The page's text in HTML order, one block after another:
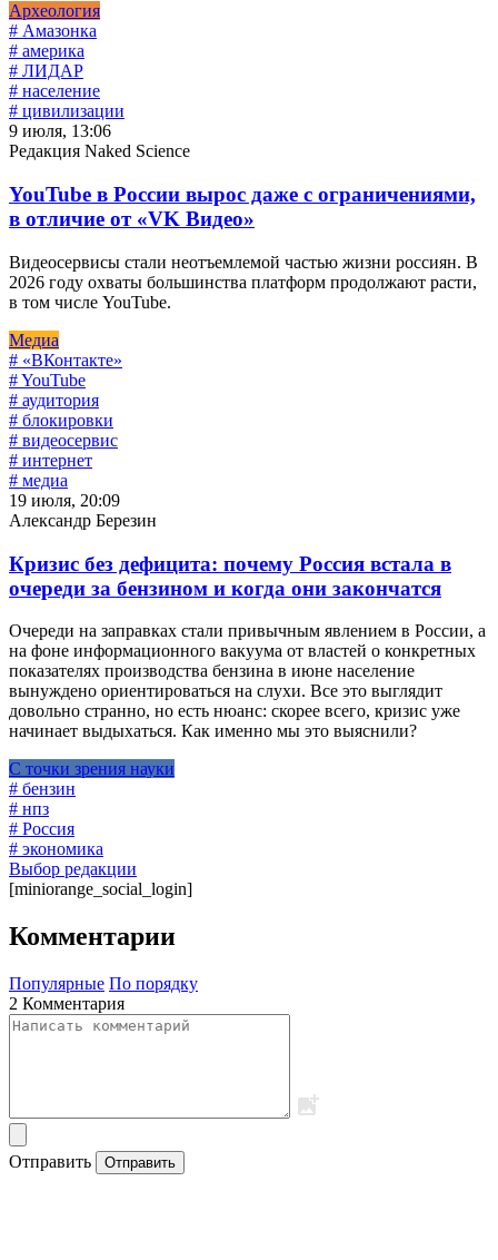
Археология
# Амазонка
# америка
# ЛИДАР
# население
# цивилизации
9 июля, 13:06
Редакция Naked Science
YouTube в России вырос даже с ограничениями,
в отличие от «VK Видео»
Видеосервисы стали неотъемлемой частью жизни россиян. В
2026 году охваты большинства платформ продолжают расти,
в том числе YouTube.
Медиа
# «ВКонтакте»
# YouTube
# аудитория
# блокировки
# видеосервис
# интернет
# медиа
19 июля, 20:09
Александр Березин
Кризис без дефицита: почему Россия встала в
очереди за бензином и когда они закончатся
Очереди на заправках стали привычным явлением в России, а
на фоне информационного вакуума от властей о конкретных
показателях производства бензина в июне население
вынуждено ориентироваться на слухи. Все это выглядит
довольно странно, но есть нюанс: скорее всего, кризис уже
начинает выдыхаться. Как именно мы это выяснили?
С точки зрения науки
# бензин
# нпз
# Россия
# экономика
Выбор редакции
[miniorange_social_login]
Комментарии
Популярные По порядку
2 Комментария
Отправить Отправить